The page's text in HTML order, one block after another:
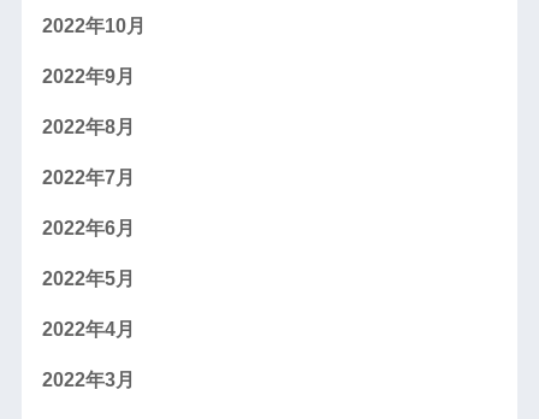
2022年10月
2022年9月
2022年8月
2022年7月
2022年6月
2022年5月
2022年4月
2022年3月